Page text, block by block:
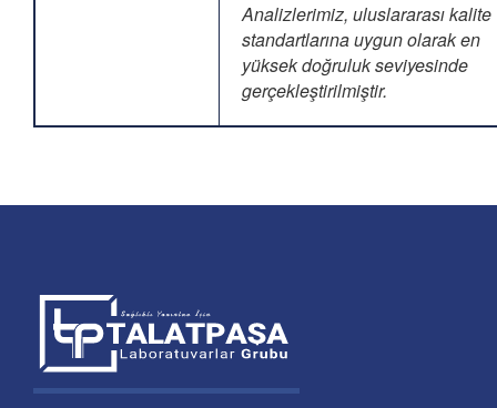
Analizlerimiz, uluslararası kalite
standartlarına uygun olarak en
yüksek doğruluk seviyesinde
gerçekleştirilmiştir.